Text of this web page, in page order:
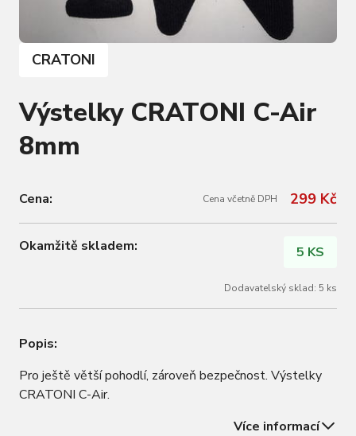
CRATONI
Výstelky CRATONI C-Air
8mm
Cena: Cena včetně DPH 299 Kč
Okamžitě skladem: 5 KS
Dodavatelský sklad: 5 ks
Popis:
Pro ještě větší pohodlí, zároveň bezpečnost. Výstelky
CRATONI C-Air.
Více informací